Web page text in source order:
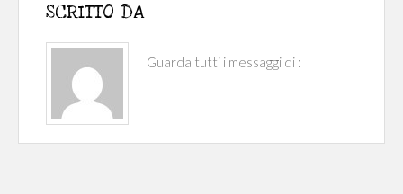
SCRITTO DA
Guarda tutti i messaggi di :